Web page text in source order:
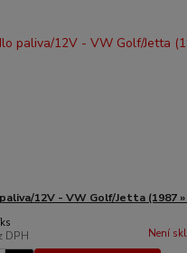
12V - VW Golf/Jetta (1987 »
ks
DPH Není